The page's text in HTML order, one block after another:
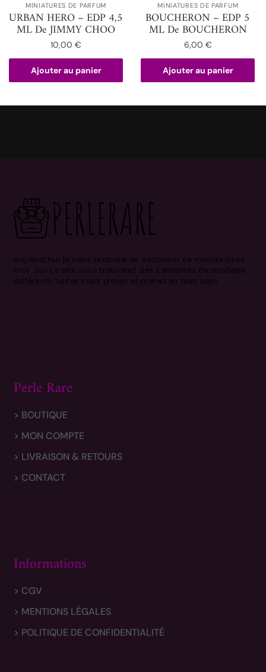
MINIATURES DE PARFUM
URBAN HERO – EDP 4,5
ML De JIMMY CHOO
10,00€
Ajouter au panier
MINIATURES DE PARFUM
BOUCHERON – EDP 5
ML De BOUCHERON
6,00 €
Ajouter au panier
Aujourd’hui je vous propose de découvrir ce monde avec
moi. Sur ce site vous trouverez des centaines de modèles
différents, faites vous plaisir et prenez en bien soin .
Perle Rare
> BOUTIQUE
> MON COMPTE
> LIVRAISON & RETOURS
> CONTACT
Informations
> CGV
> MENTIONS LÉGALES
> POLITIQUE DE CONFIDENTIALITÉ